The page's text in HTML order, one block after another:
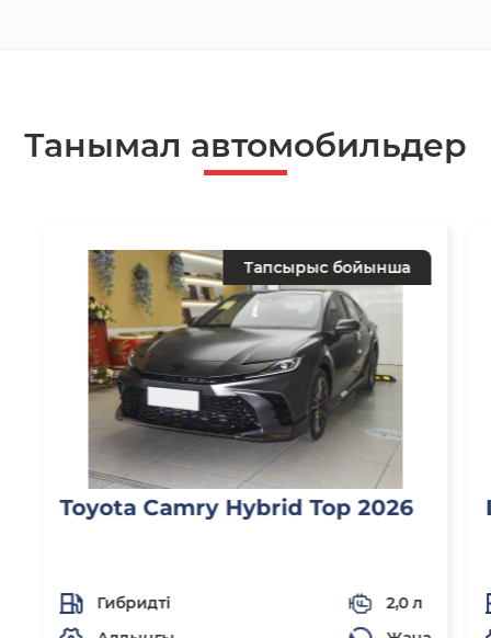
Танымал автомобильдер
Тапсырыс бойынша
Toyota Camry Hybrid Top 2026
Гибридті
2,0 л